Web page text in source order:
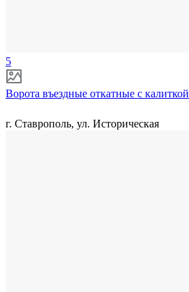
5
Ворота въездные откатные с калиткой
г. Ставрополь, ул. Историческая